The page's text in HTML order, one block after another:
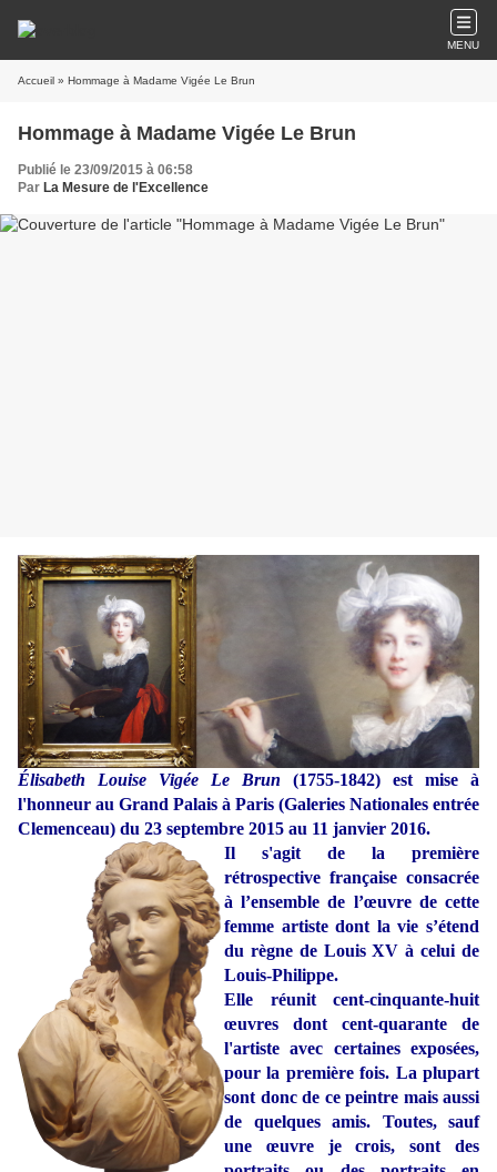
MENU
Accueil » Hommage à Madame Vigée Le Brun
Hommage à Madame Vigée Le Brun
Publié le 23/09/2015 à 06:58
Par La Mesure de l'Excellence
Élisabeth Louise Vigée Le Brun (1755-1842) est mise à
l'honneur au Grand Palais à Paris (Galeries Nationales entrée
Clemenceau) du 23 septembre 2015 au 11 janvier 2016.
Il s'agit de la première
rétrospective française consacrée
à l’ensemble de l’œuvre de cette
femme artiste dont la vie s’étend
du règne de Louis XV à celui de
Louis-Philippe.
Elle réunit cent-cinquante-huit
œuvres dont cent-quarante de
l'artiste avec certaines exposées,
pour la première fois. La plupart
sont donc de ce peintre mais aussi
de quelques amis. Toutes, sauf
une œuvre je crois, sont des